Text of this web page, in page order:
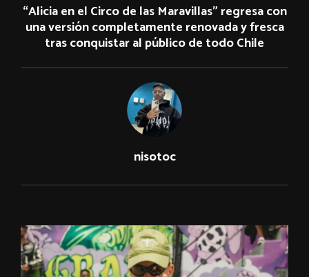
“Alicia en el Circo de las Maravillas” regresa con
una versión completamente renovada y fresca
tras conquistar al público de todo Chile
nisotoc